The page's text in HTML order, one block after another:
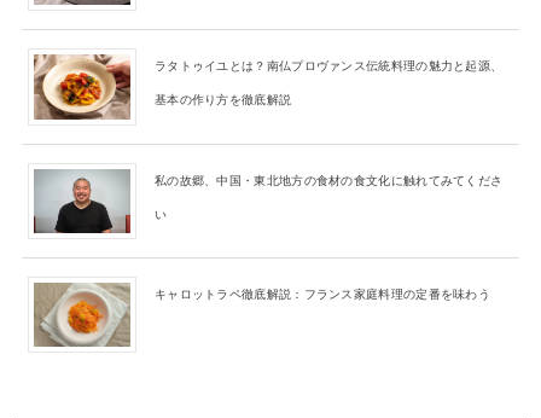
ラタトゥイユとは？南仏プロヴァンス伝統料理の魅力と起源、
基本の作り方を徹底解説
私の故郷、中国・東北地方の食材の食文化に触れてみてくださ
い
キャロットラペ徹底解説：フランス家庭料理の定番を味わう